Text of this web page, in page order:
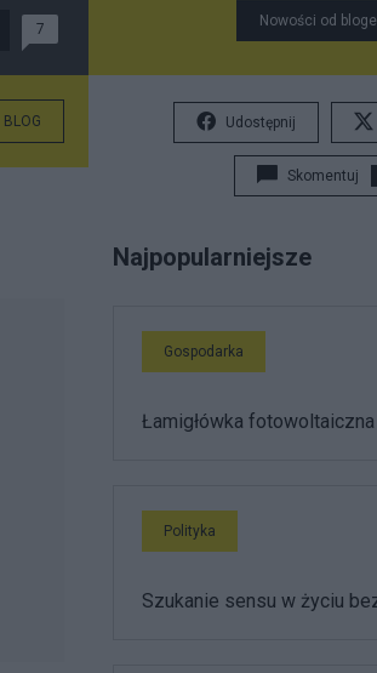
7
BLOG
Nowości od
Udostępnij
Skomentuj
Najpopularniejsze
Gospodarka
Łamigłówka
Polityka
Szukanie sensu w życiu